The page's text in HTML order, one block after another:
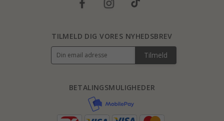
BETALINGSMULIGHEDER
TILMELD DIG VORES NYHEDSBREV
Tilmeld